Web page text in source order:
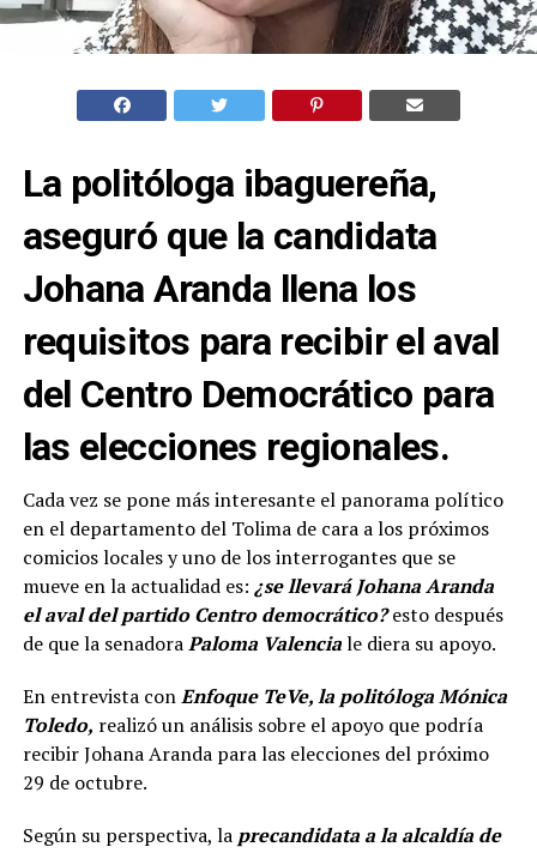
La politóloga ibaguereña,
aseguró que la candidata
Johana Aranda llena los
requisitos para recibir el aval
del Centro Democrático para
las elecciones regionales.
Cada vez se pone más interesante el panorama político
en el departamento del Tolima de cara a los próximos
comicios locales y uno de los interrogantes que se
mueve en la actualidad es: ¿se llevará Johana Aranda
el aval del partido Centro democrático?esto después
de que la senadoraPaloma Valenciale diera su apoyo.
En entrevista conEnfoque TeVe, la politóloga Mónica
Toledo, realizó un análisis sobre el apoyo que podría
recibir Johana Aranda para las elecciones del próximo
29 de octubre.
Según su perspectiva, la precandidata a la alcaldía de